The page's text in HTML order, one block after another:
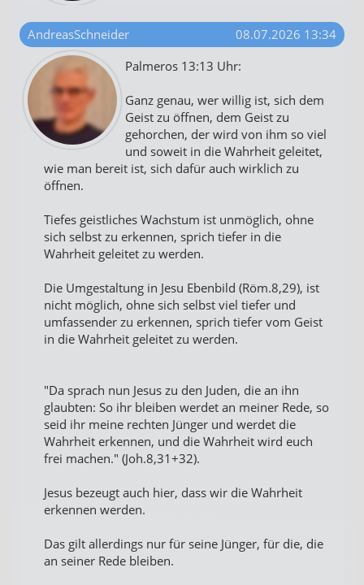
AndreasSchneider
08.07.2026 13:34
Palmeros 13:13 Uhr:
Ganz genau, wer willig ist, sich dem
Geist zu öffnen, dem Geist zu
gehorchen, der wird von ihm so viel
und soweit in die Wahrheit geleitet,
wie man bereit ist, sich dafür auch wirklich zu
öffnen.
Tiefes geistliches Wachstum ist unmöglich, ohne
sich selbst zu erkennen, sprich tiefer in die
Wahrheit geleitet zu werden.
Die Umgestaltung in Jesu Ebenbild (Röm.8,29), ist
nicht möglich, ohne sich selbst viel tiefer und
umfassender zu erkennen, sprich tiefer vom Geist
in die Wahrheit geleitet zu werden.
"Da sprach nun Jesus zu den Juden, die an ihn
glaubten: So ihr bleiben werdet an meiner Rede, so
seid ihr meine rechten Jünger und werdet die
Wahrheit erkennen, und die Wahrheit wird euch
frei machen." (Joh.8,31+32).
Jesus bezeugt auch hier, dass wir die Wahrheit
erkennen werden.
Das gilt allerdings nur für seine Jünger, für die, die
an seiner Rede bleiben.